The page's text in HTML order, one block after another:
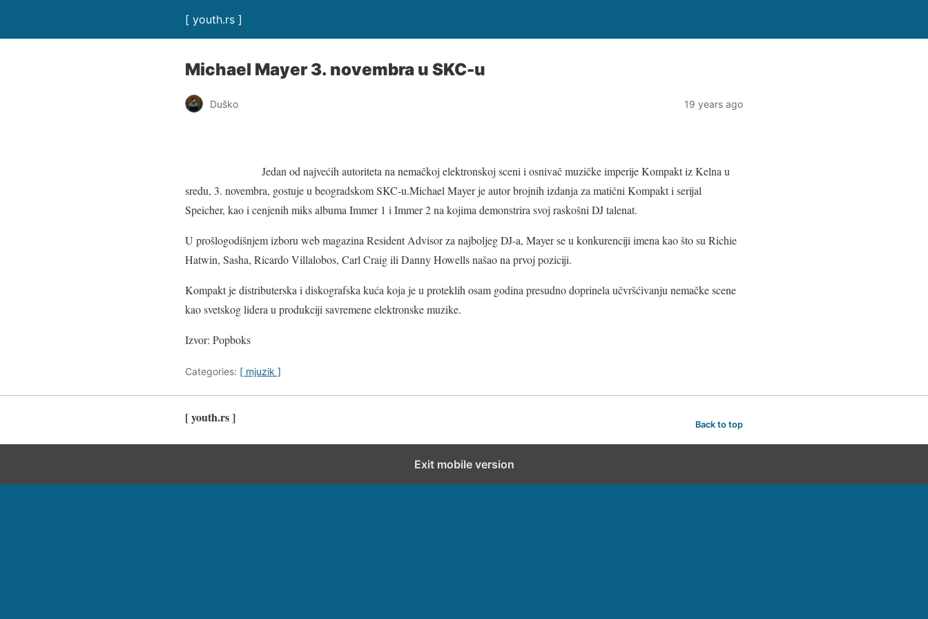
[ youth.rs ]
Michael Mayer 3. novembra u SKC-u
Duško 19 years ago
Jedan od najvećih autoriteta na nemačkoj elektronskoj sceni i osnivač muzičke imperije Kompakt iz Kelna u
sredu, 3. novembra, gostuje u beogradskom SKC-u.Michael Mayer je autor brojnih izdanja za matični Kompakt i serijal
Speicher, kao i cenjenih miks albuma Immer 1 i Immer 2 na kojima demonstrira svoj raskošni DJ talenat.
U prošlogodišnjem izboru web magazina Resident Advisor za najboljeg DJ-a, Mayer se u konkurenciji imena kao što su Richie
Hatwin, Sasha, Ricardo Villalobos, Carl Craig ili Danny Howells našao na prvoj poziciji.
Kompakt je distributerska i diskografska kuća koja je u proteklih osam godina presudno doprinela učvršćivanju nemačke scene
kao svetskog lidera u produkciji savremene elektronske muzike.
Izvor: Popboks
Categories: [ mjuzik ]
[ youth.rs ] Back to top
Exit mobile version